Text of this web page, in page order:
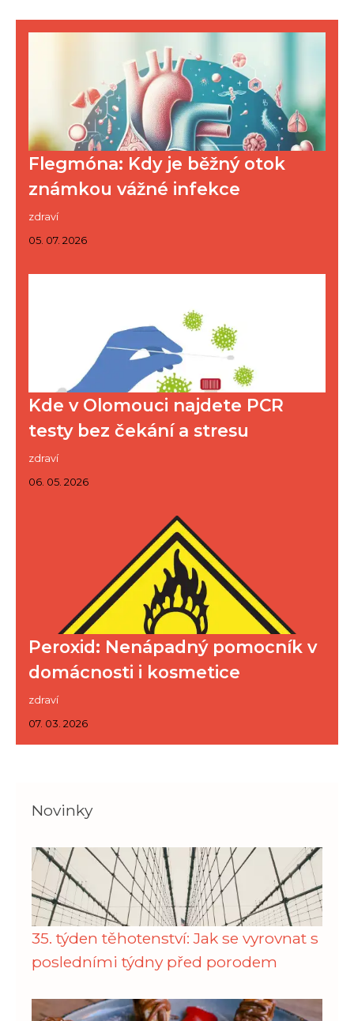
Flegmóna: Kdy je běžný otok
známkou vážné infekce
zdraví
05. 07. 2026
Kde v Olomouci najdete PCR
testy bez čekání a stresu
zdraví
06. 05. 2026
Peroxid: Nenápadný pomocník v
domácnosti i kosmetice
zdraví
07. 03. 2026
Novinky
35. týden těhotenství: Jak se vyrovnat s
posledními týdny před porodem